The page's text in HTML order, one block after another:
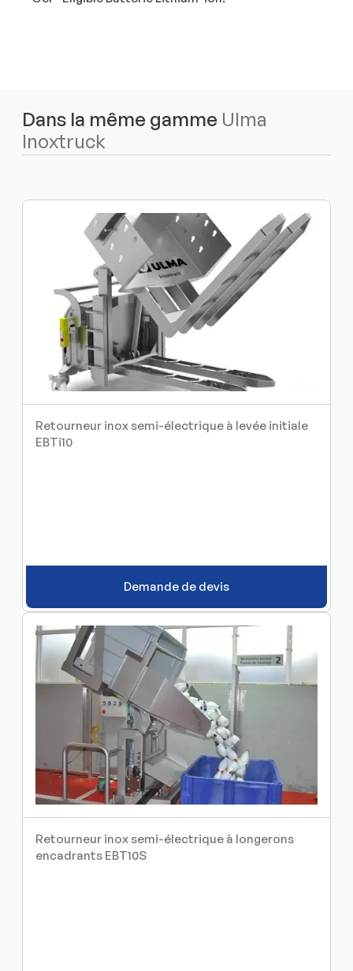
Dans la même gamme Ulma
Inoxtruck
Retourneur inox semi-électrique à levée initiale
EBTi10
Demande de devis
Retourneur inox semi-électrique à longerons
encadrants EBT10S